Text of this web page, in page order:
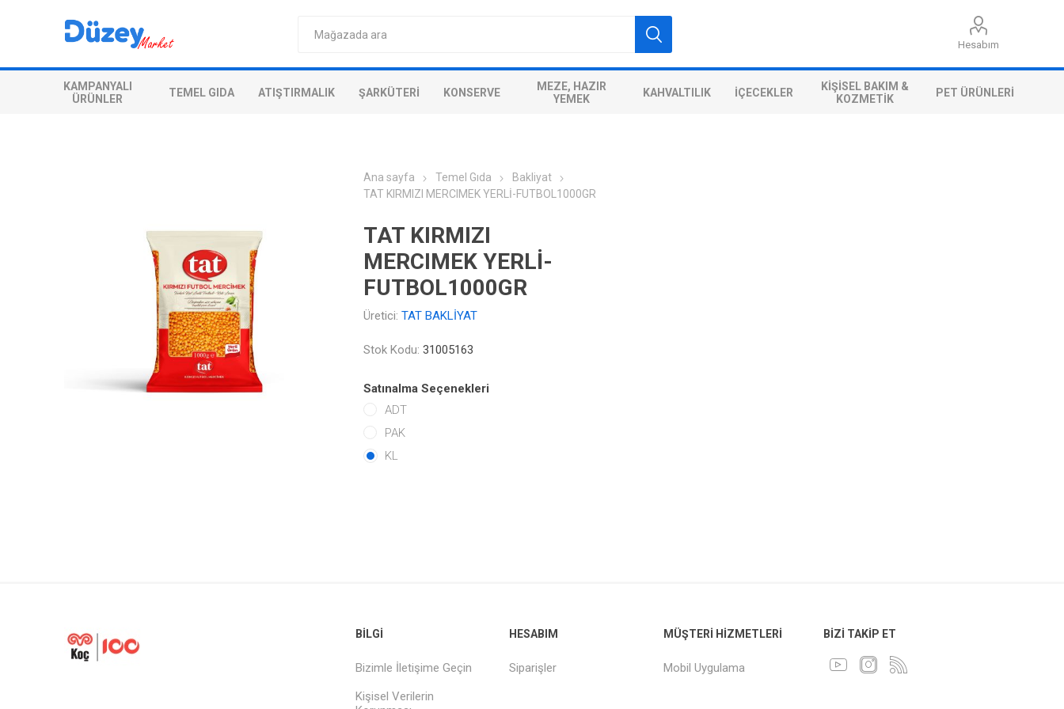
Hesabım
KAMPANYALI
ÜRÜNLER
TEMEL GIDA ATIŞTIRMALIK ŞARKÜTERI KONSERVE
MEZE, HAZIR
YEMEK
KAHVALTILIK İÇECEKLER
KIŞISEL BAKIM &
KOZMETIK
PET ÜRÜNLERI
Ana sayfa Temel Gıda
Bakliyat
TAT KIRMIZI MERCIMEK YERLİ-FUTBOL1000GR
TAT KIRMIZI
MERCIMEK YERLİ-
FUTBOL1000GR
Üretici: TAT BAKLİYAT
Stok Kodu: 31005163
Satınalma Seçenekleri
ADT
PAK
KL
BILGI
Bizimle İletişime Geçin
Kişisel Verilerin
HESABIM
Siparişler
MÜŞTERI HIZMETLERI
Mobil Uygulama
BIZI TAKIP ET